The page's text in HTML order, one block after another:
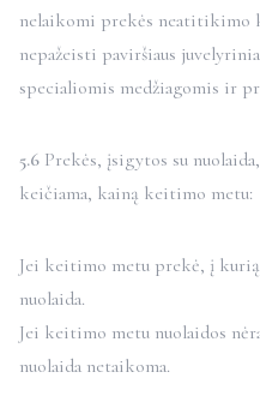
nelaikomi prekės neatitikimo
nepažeisti paviršiaus
specialiomis medžiagomis ir
5.6 Prekės, įsigytos su
keičiama, kainą keitimo metu:
Jei keitimo metu prekė, į
nuolaida.
Jei keitimo metu nuolaidos
nuolaida netaikoma.